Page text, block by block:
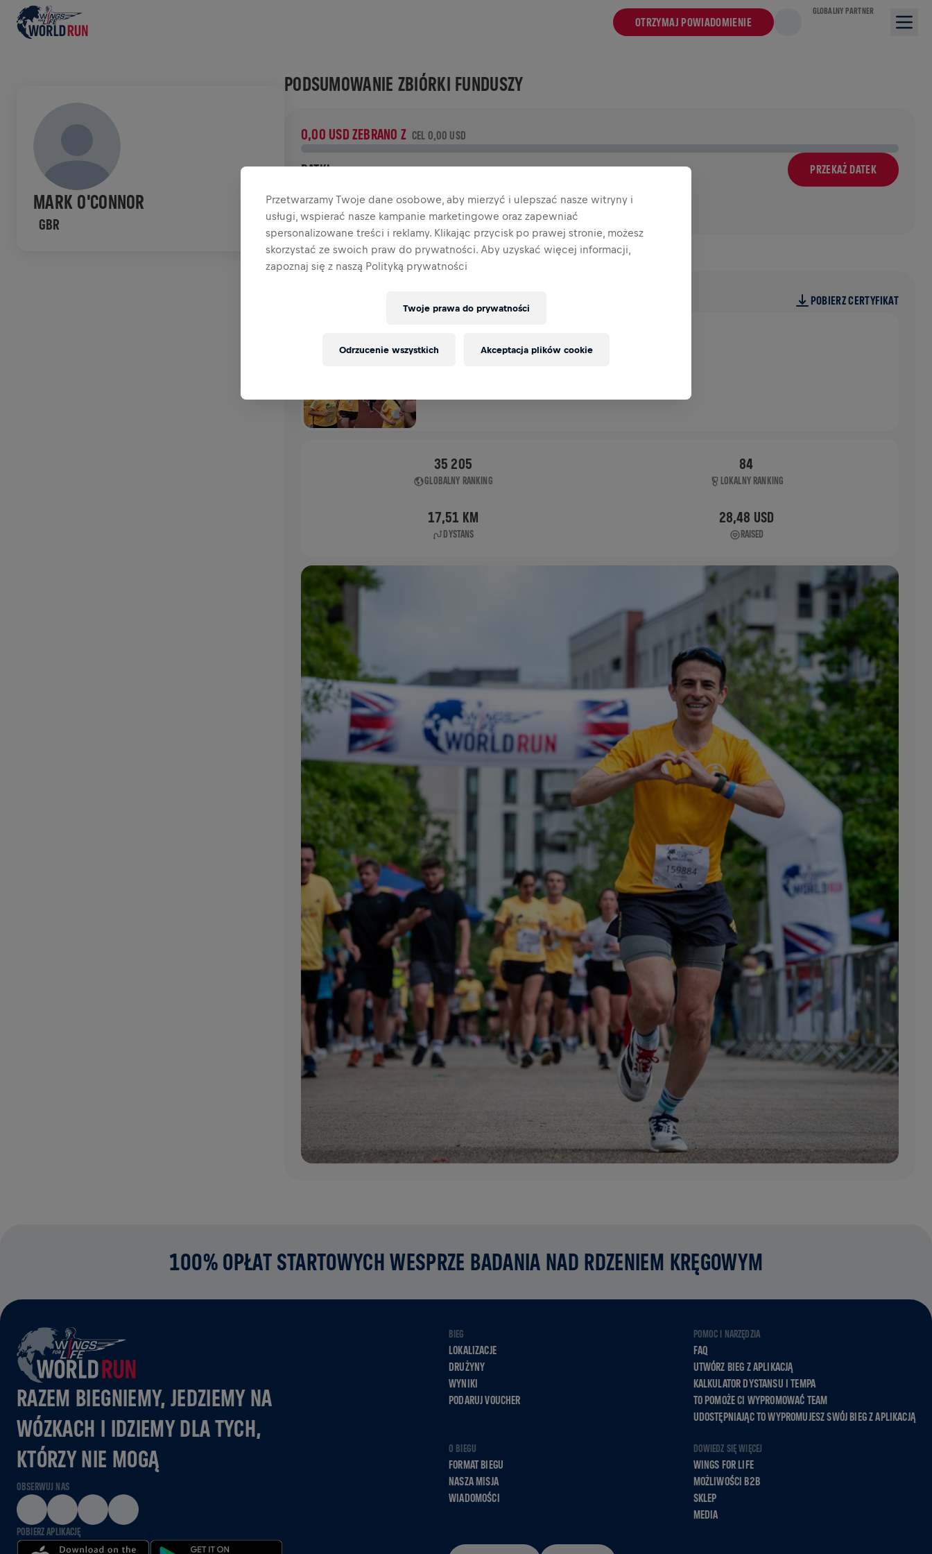
OTRZYMAJ POWIADOMIENIE
GLOBALNY PARTNER
MARK O'CONNOR
GBR
PODSUMOWANIE ZBIÓRKI FUNDUSZY
0,00 USD ZEBRANO Z CEL 0,00 USD
DATKI PRZEKAŻ DATEK
Wpłać, aby zrobić różnicę! 100% Twojej darowizny trafia na
badania nad rdzeniem kręgowym.
HISTORIA
POBIERZ CERTYFIKAT
LONDON LONDON
35 205
GLOBALNY RANKING
84
LOKALNY RANKING
17,51 KM
DYSTANS
28,48 USD
RAISED
100% OPŁAT STARTOWYCH WESPRZE BADANIA NAD RDZENIEM KRĘGOWYM
RAZEM BIEGNIEMY, JEDZIEMY NA
WÓZKACH I IDZIEMY DLA TYCH,
KTÓRZY NIE MOGĄ
OBSERWUJ NAS
POBIERZ APLIKACJĘ
BIEG
LOKALIZACJE
DRUŻYNY
WYNIKI
PODARUJ VOUCHER
POMOC I NARZĘDZIA
FAQ
UTWÓRZ BIEG Z APLIKACJĄ
KALKULATOR DYSTANSU I TEMPA
TO POMOŻE CI WYPROMOWAĆ TEAM
UDOSTĘPNIAJĄC TO WYPROMUJESZ SWÓJ BIEG Z APLIKACJĄ
O BIEGU
FORMAT BIEGU
NASZA MISJA
WIADOMOŚCI
DOWIEDZ SIĘ WIĘCEJ
WINGS FOR LIFE
MOŻLIWOŚCI B2B
SKLEP
MEDIA
Przetwarzamy Twoje dane osobowe, aby mierzyć i ulepszać nasze witryny i
usługi, wspierać nasze kampanie marketingowe oraz zapewniać
spersonalizowane treści i reklamy. Klikając przycisk po prawej stronie, możesz
skorzystać ze swoich praw do prywatności. Aby uzyskać więcej informacji,
zapoznaj się z naszą Polityką prywatności
Twoje prawa do prywatności
Odrzucenie wszystkich Akceptacja plików cookie